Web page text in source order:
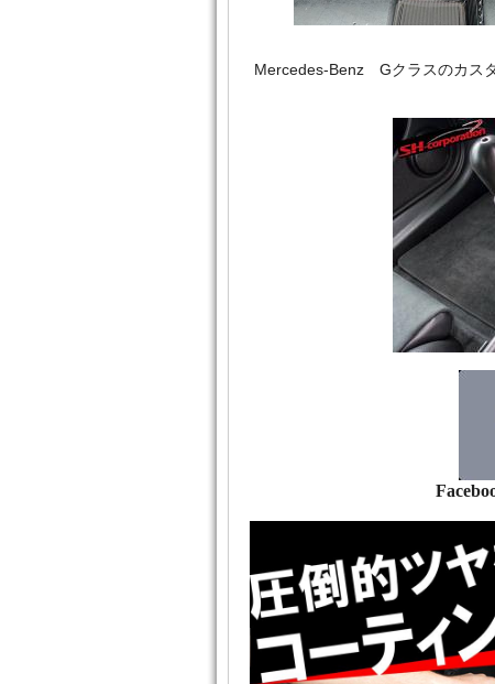
Mercedes‐Benz Gクラスのカス